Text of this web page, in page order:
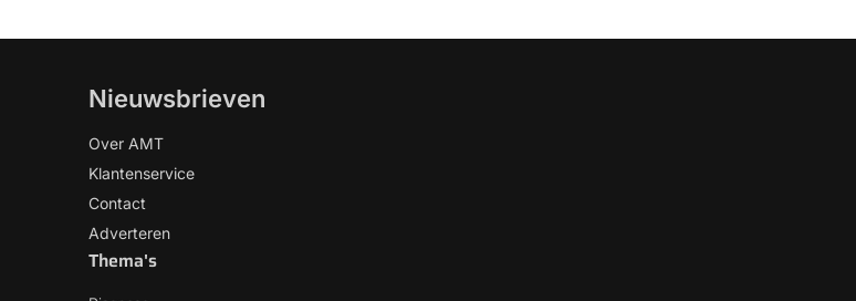
Nieuwsbrieven
Over AMT
Klantenservice
Contact
Adverteren
Thema's